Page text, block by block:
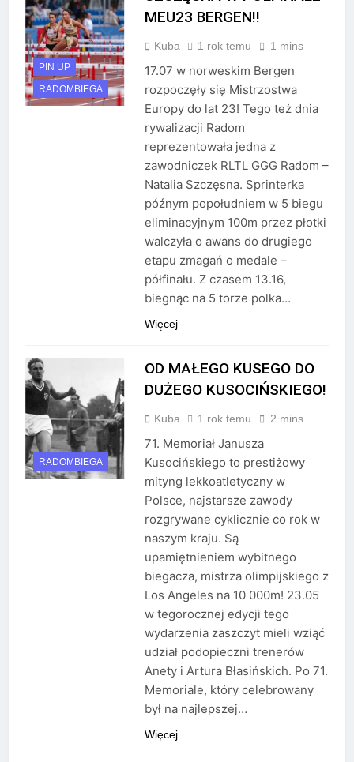
PIN UP
RADOMBIEGA
MEU23 BERGEN!!
Kuba 1 rok temu 1 mins
17.07 w norweskim Bergen
rozpoczęły się Mistrzostwa
Europy do lat 23! Tego też dnia
rywalizacji Radom
reprezentowała jedna z
zawodniczek RLTL GGG Radom –
Natalia Szczęsna. Sprinterka
późnym popołudniem w 5 biegu
eliminacyjnym 100m przez płotki
walczyła o awans do drugiego
etapu zmagań o medale –
półfinału. Z czasem 13.16,
biegnąc na 5 torze polka…
Więcej
RADOMBIEGA
OD MAŁEGO KUSEGO DO
DUŻEGO KUSOCIŃSKIEGO!
Kuba 1 rok temu 2 mins
71. Memoriał Janusza
Kusocińskiego to prestiżowy
mityng lekkoatletyczny w
Polsce, najstarsze zawody
rozgrywane cyklicznie co rok w
naszym kraju. Są
upamiętnieniem wybitnego
biegacza, mistrza olimpijskiego z
Los Angeles na 10 000m! 23.05
w tegorocznej edycji tego
wydarzenia zaszczyt mieli wziąć
udział podopieczni trenerów
Anety i Artura Błasińskich. Po 71.
Memoriale, który celebrowany
był na najlepszej…
Więcej